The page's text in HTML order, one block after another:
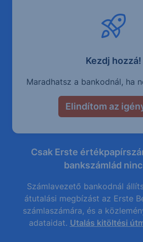
Kezdj hozzá!
Maradhatsz a bankodnál, ha
Elindítom az
Csak Erste
bankszámlád
Számlavezető bankodnál
átutalási megbízást az Erste
számlaszámára, és a
adataidat. Utalás kitöltési